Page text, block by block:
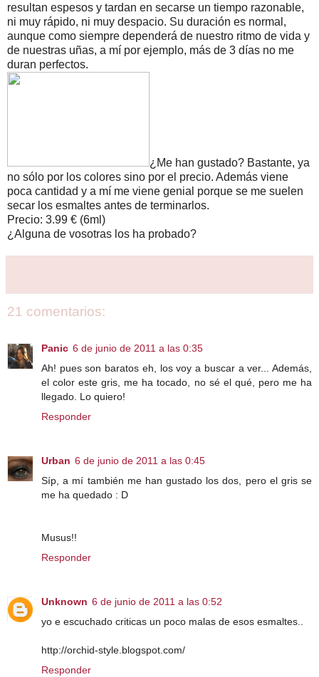
resultan espesos y tardan en secarse un tiempo razonable,
ni muy rápido, ni muy despacio. Su duración es normal,
aunque como siempre dependerá de nuestro ritmo de vida y
de nuestras uñas, a mí por ejemplo, más de 3 días no me
duran perfectos.
¿Me han gustado? Bastante, ya
no sólo por los colores sino por el precio. Además viene
poca cantidad y a mí me viene genial porque se me suelen
secar los esmaltes antes de terminarlos.
Precio: 3.99 € (6ml)
¿Alguna de vosotras los ha probado?
21 comentarios:
Panic 6 de junio de 2011 a las 0:35
Ah! pues son baratos eh, los voy a buscar a ver... Además,
el color este gris, me ha tocado, no sé el qué, pero me ha
llegado. Lo quiero!
Responder
Urban 6 de junio de 2011 a las 0:45
Síp, a mí también me han gustado los dos, pero el gris se
me ha quedado : D
Musus!!
Responder
Unknown 6 de junio de 2011 a las 0:52
yo e escuchado criticas un poco malas de esos esmaltes..
http://orchid-style.blogspot.com/
Responder